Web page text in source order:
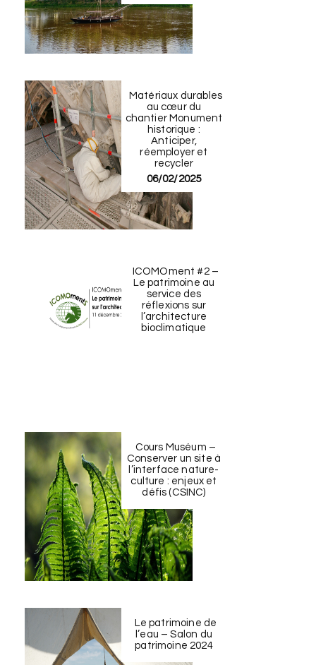
Matériaux durables
au cœur du
chantier Monument
historique :
Anticiper,
réemployer et
recycler
06/02/2025
ICOMOment #2 –
Le patrimoine au
service des
réflexions sur
l’architecture
bioclimatique
Cours Muséum –
Conserver un site à
l’interface nature-
culture : enjeux et
défis (CSINC)
Le patrimoine de
l’eau – Salon du
patrimoine 2024